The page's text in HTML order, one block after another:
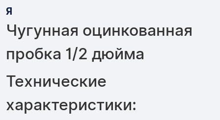
Я
Чугунная оцинкованная
пробка 1/2 дюйма
Технические
характеристики: